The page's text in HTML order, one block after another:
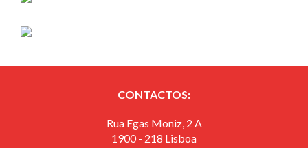
CONTACTOS:
Rua Egas Moniz, 2 A
1900 - 218 Lisboa